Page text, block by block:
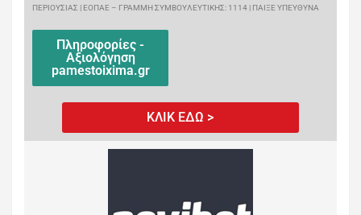
ΠΕΡΙΟΥΣΙΑΣ | ΕΟΠΑΕ – ΓΡΑΜΜΗ ΣΥΜΒΟΥΛΕΥΤΙΚΗΣ: 1114 | ΠΑΙΞΕ ΥΠΕΥΘΥΝΑ
Πληροφορίες -
Αξιολόγηση
pamestoixima.gr
ΚΛΙΚ ΕΔΩ >